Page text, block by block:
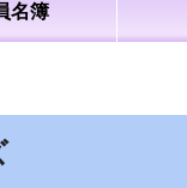
名簿